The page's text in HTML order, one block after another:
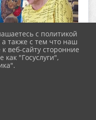
с политикой
также с тем что наш
веб-сайту сторонние
как "Госуслуги",